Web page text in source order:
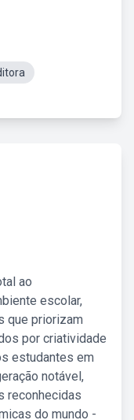
ao
escolar,
que priorizam
por criatividade
estudantes em
notável,
reconhecidas
do mundo -